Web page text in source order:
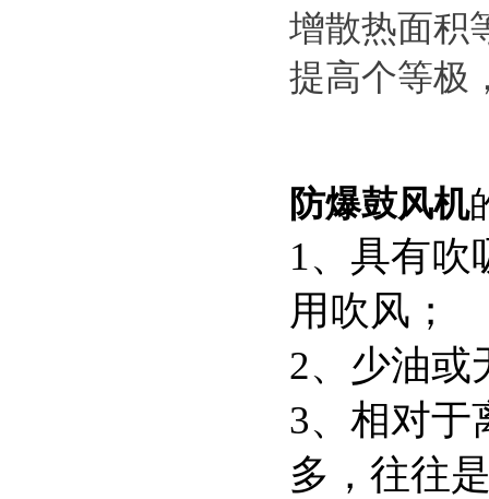
增散热面积
提高个等极
防爆鼓风机
1、具有吹
用吹风
2、少油
3、相对于
多，往往